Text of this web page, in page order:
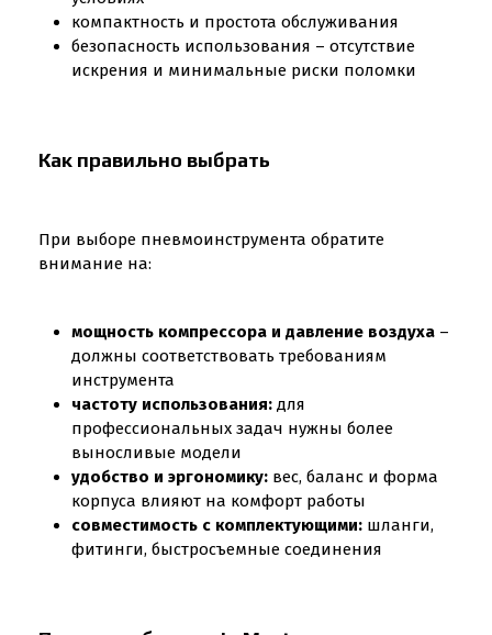
компактность и простота обслуживания
безопасность использования – отсутствие
искрения и минимальные риски поломки
Как правильно выбрать
При выборе пневмоинструмента обратите
внимание на:
мощность компрессора и давление воздуха –
должны соответствовать требованиям
инструмента
частоту использования: для
профессиональных задач нужны более
выносливые модели
удобство и эргономику: вес, баланс и форма
корпуса влияют на комфорт работы
совместимость с комплектующими: шланги,
фитинги, быстросъемные соединения